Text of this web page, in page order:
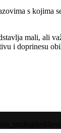
s kojima
mali, ali
i doprinesu